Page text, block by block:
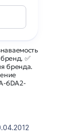
✅
бренда.
6DA2-